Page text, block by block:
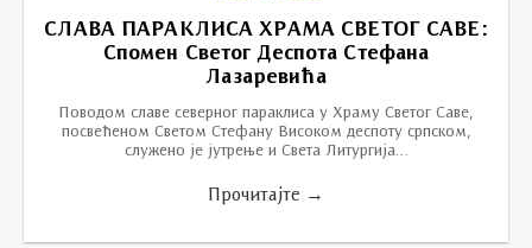
СЛАВА ПАРАКЛИСА ХРАМА СВЕТОГ САВЕ:
Спомен Светог Деспота Стефана
Лазаревића
Поводом славе северног параклиса у Храму Светог Саве,
посвећеном Светом Стефану Високом деспоту српском,
служено је јутрење и Света Литургија…
Прочитајте →